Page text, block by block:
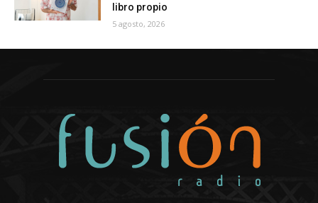
libro propio
5 agosto, 2026